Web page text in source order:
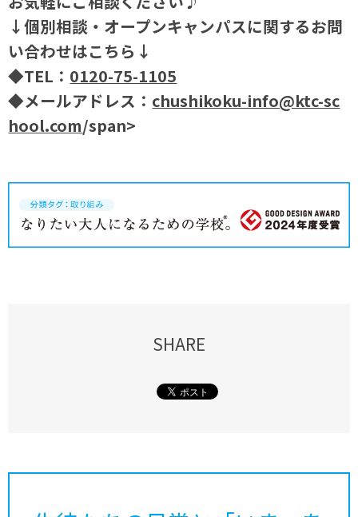
↓個別相談・オープンキャンパスに関するお問
い合わせはこちら↓
◆TEL： 0120-75-1105
◆メールアドレス： chushikoku-info@ktc-sc
hool.com/span>
SHARE